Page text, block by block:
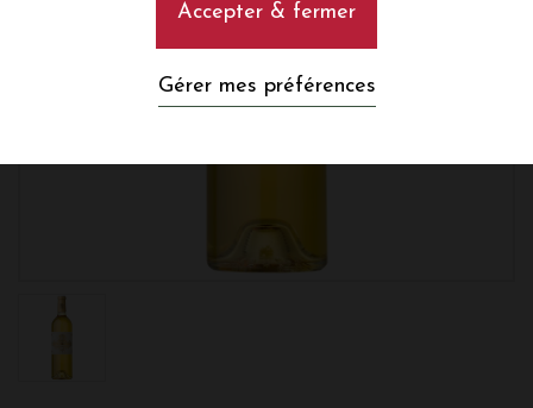
Accepter & fermer
Gérer mes préférences